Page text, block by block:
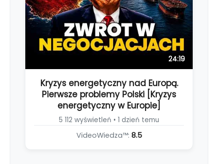
24:19
Kryzys energetyczny nad Europą.
Pierwsze problemy Polski [Kryzys
energetyczny w Europie]
5 112 wyświetleń • 1 dzień temu
VideoWiedza™: 8.5